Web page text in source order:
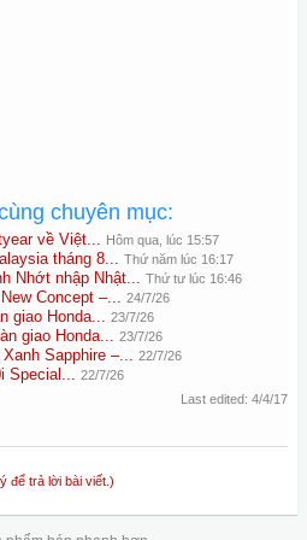
chuyên mục:
về Việt... Hôm qua, lúc 15:57
tháng 8... Thứ năm lúc 16:17
Nhớt nhập Nhật... Thứ tư lúc 16:46
Concept –... 24/7/26
giao Honda... 23/7/26
giao Honda... 23/7/26
Sapphire –... 22/7/26
Special... 22/7/26
Last edited: 4/4/17
để trả lời bài viết.)